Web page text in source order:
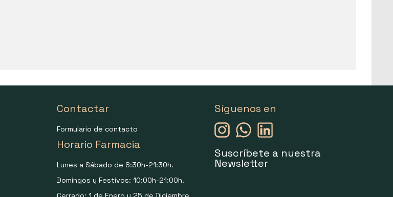
Contactar
Formulario de contacto
Horario Farmacia
Lunes a Sábado de 8:30h-21:30h.
Domingos y Festivos: 10:00h-21:00h.
Síguenos en
Suscríbete a nuestra
Newsletter